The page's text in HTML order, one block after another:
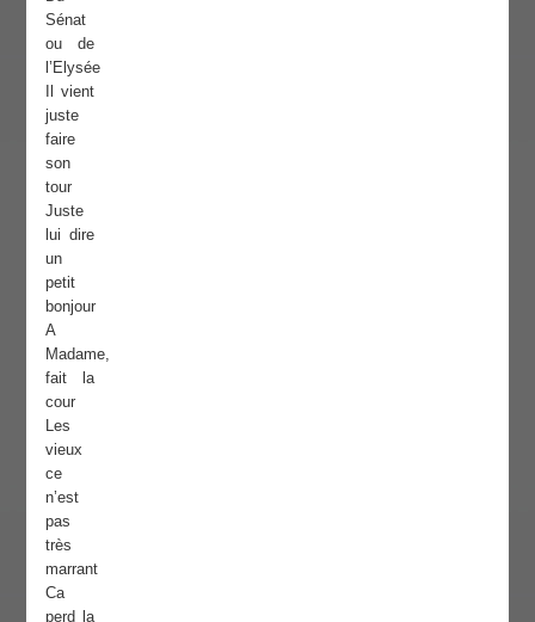
Sénat
ou de
l’Elysée
Il vient
juste
faire
son
tour
Juste
lui dire
un
petit
bonjour
A
Madame,
fait la
cour
Les
vieux
ce
n’est
pas
très
marrant
Ca
perd la